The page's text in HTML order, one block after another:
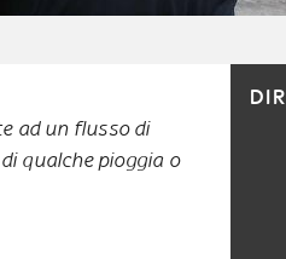
ad un flusso di
qualche pioggia o